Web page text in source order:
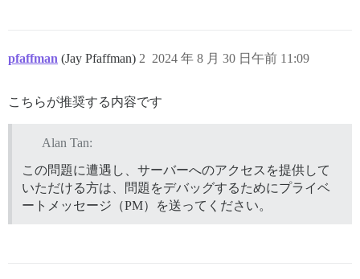
I, [2024-08-30T10:43:08.179971 #1]  INFO -- :
I, [2024-08-30T10:43:08.180883 #1]  INFO -- :
I, [2024-08-30T10:43:08.182323 #1]  INFO -- :
I, [2024-08-30T10:43:08.182939 #1]  INFO -- : >
elif [ -e /shared/postgres_run/.s.PGSQL.5432 ]; then
socat /dev/null UNIX-CONNECT:/shared/
fi
2024/08/30 10:43:08 socat[28] E connect(, AF=1 "/
I, [2024-08-30T10:43:08.270928 #1]  INFO -- :
pfaffman (Jay Pfaffman) 2024 年 8 月 30 日午前 11:09
2
こちらが推奨する内容です
Alan Tan:
この問題に遭遇し、サーバーへのアクセスを提供して
いただける方は、問題をデバッグするためにプライベ
ートメッセージ（PM）を送ってください。